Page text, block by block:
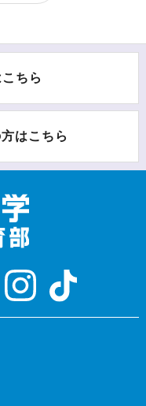
ちら
はこちら